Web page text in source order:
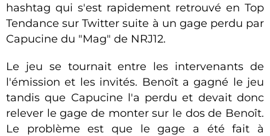
hashtag qui s'est rapidement retrouvé en Top
Tendance sur Twitter suite à un gage perdu par
Capucine du "Mag" de NRJ12.
Le jeu se tournait entre les intervenants de
l'émission et les invités. Benoît a gagné le jeu
tandis que Capucine l'a perdu et devait donc
relever le gage de monter sur le dos de Benoît.
Le problème est que le gage a été fait à